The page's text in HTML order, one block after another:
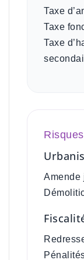
Taxe
Taxe
Taxe
Amende